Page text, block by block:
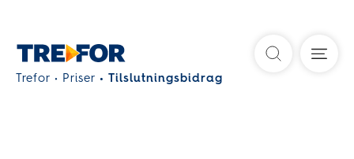
Trefor Priser Tilslutningsbidrag